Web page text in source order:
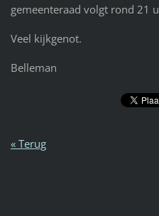
gemeenteraad volgt rond 21
Veel kijkgenot.
Belleman
« Terug